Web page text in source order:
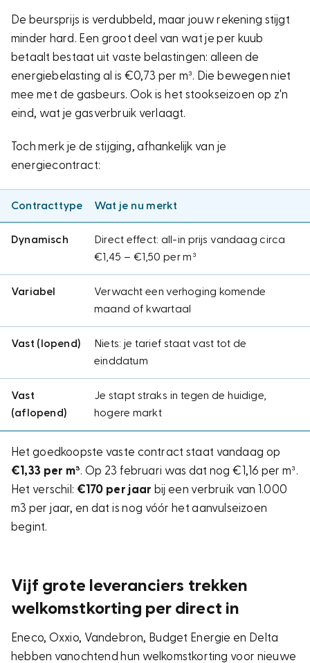
De beursprijs is verdubbeld, maar jouw rekening stijgt
minder hard. Een groot deel van wat je per kuub
betaalt bestaat uit vaste belastingen: alleen de
energiebelasting al is €0,73 per m³. Die bewegen niet
mee met de gasbeurs. Ook is het stookseizoen op z'n
eind, wat je gasverbruik verlaagt.
Toch merk je de stijging, afhankelijk van je
energiecontract:
Contracttype Wat je nu merkt
Dynamisch
Direct effect: all-in prijs vandaag circa
€1,45 – €1,50 per m³
Variabel
Verwacht een verhoging komende
maand of kwartaal
Vast (lopend)
Niets: je tarief staat vast tot de
einddatum
Vast
(aflopend)
Je stapt straks in tegen de huidige,
hogere markt
Het goedkoopste vaste contract staat vandaag op
€1,33 per m³. Op 23 februari was dat nog €1,16 per m³.
Het verschil: €170 per jaar bij een verbruik van 1.000
m3 per jaar, en dat is nog vóór het aanvulseizoen
begint.
Vijf grote leveranciers trekken
welkomstkorting per direct in
Eneco, Oxxio, Vandebron, Budget Energie en Delta
hebben vanochtend hun welkomstkorting voor nieuwe